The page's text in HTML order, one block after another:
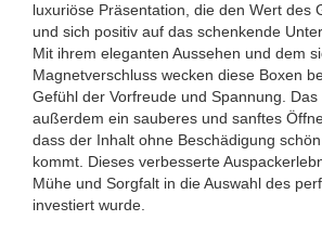
luxuriöse Präsentation, die den Wert des
und sich positiv auf das schenkende
Mit ihrem eleganten Aussehen und dem
Magnetverschluss wecken diese Boxen
Gefühl der Vorfreude und Spannung.
außerdem ein sauberes und sanftes
dass der Inhalt ohne Beschädigung
kommt. Dieses verbesserte
Mühe und Sorgfalt in die Auswahl des
investiert wurde.